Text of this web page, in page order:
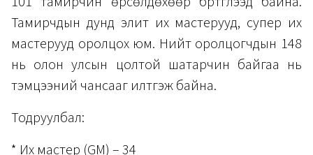
Тамирчдын дунд элит их мастерууд, супер их
мастерууд оролцох юм. Нийт оролцогчдын 148
нь олон улсын цолтой шатарчин байгаа нь
тэмцээний чансааг илтгэж байна.
Тодруулбал:
* Их мастер (GM) – 34